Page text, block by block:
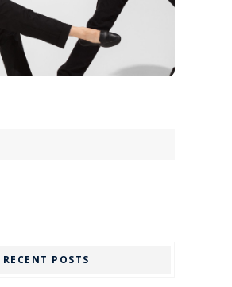
RECENT POSTS